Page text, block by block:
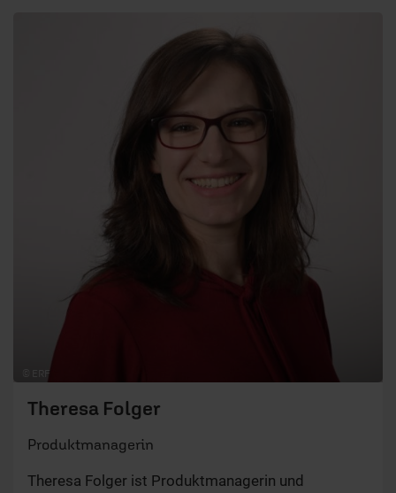
© ERF
Theresa Folger
Produktmanagerin
Theresa Folger ist Produktmanagerin und